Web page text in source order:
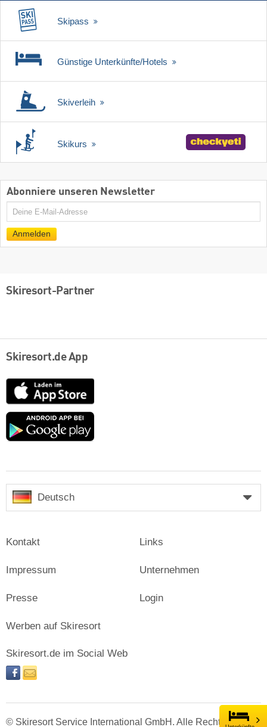
Skipass
Günstige Unterkünfte/Hotels
Skiverleih
Skikurs
Abonniere unseren Newsletter
E-
Anmelden
Skiresort-Partner
Skiresort.de App
App
Store
Google
Deutsch
Kontakt
Impressum
Presse
Links
Unternehmen
Login
Werben auf Skiresort
Skiresort.de im Social Web
facebooknewsletter
© Skiresort Service International GmbH. Alle Rechte